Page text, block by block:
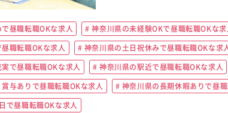
昼職転職OKな求人 神奈川県の未経験OKで昼職転職OKな求
職転職OKな求人 神奈川県の土日祝休みで昼職転職OKな求人
で昼職転職OKな求人 神奈川県の駅近で昼職転職OKな求人
与ありで昼職転職OKな求人 神奈川県の長期休暇ありで昼
で昼職転職OKな求人